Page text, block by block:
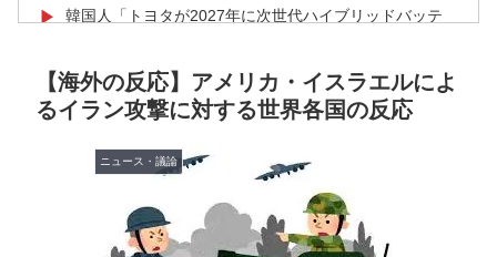
▶
韓国人「トヨタが2027年に次世代ハイブリッドバッテ
目指す」
▶ 【朗報】レインボー池田、女子アナと結婚www
欧州「日本だけ反則だろ…」 世界の『日本びいき』に
ヨーロッパ全土から不満の声
韓国人「東京とソウルの宿泊費や交通費を徹底比較した
結果判明した驚きの物価事情がこちらです」→「こんな
【海外の反応】アメリカ・イスラエルによ
るイラン攻撃に対する世界各国の反応
ニュース・議論